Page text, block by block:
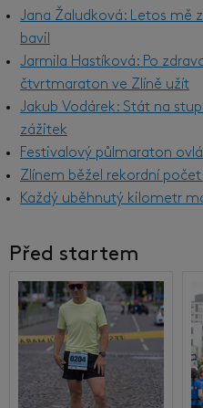
Jana Žaludková: Letos mě
bavil
Jarmila Hastíková: Po
čtvrtmaraton ve Zlíně užít
Jakub Vodárek: Stát na
zážitek
Festivalový půlmaraton
Zlínem běžel rekordní
Každý uběhnutý kilometr
Před startem